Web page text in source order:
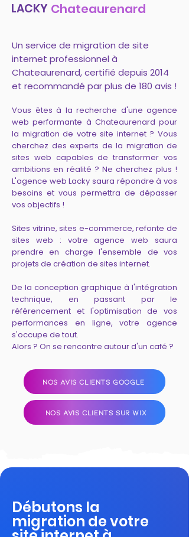
LACKY Chateaurenard
Un service de migration de site
internet professionnel à
Chateaurenard, certifié depuis 2014
et recommandé par plus de 180 avis !
Vous êtes à la recherche d'une agence
web performante à Chateaurenard pour
la migration de votre site internet ? Vous
cherchez des experts de la migration de
sites web capables de transformer vos
ambitions en réalité ? Ne cherchez plus !
L'agence web Lacky saura répondre à vos
besoins et vous permettra de dépasser
vos objectifs !
Sites vitrine, sites e-commerce, refonte de
sites web : votre agence web saura
prendre en charge l'ensemble de vos
projets de création de sites internet.
De la conception graphique à l'intégration
technique, en passant par le
référencement et l'optimisation de vos
performances en ligne, votre agence
s'occupe de tout.
Alors ? On se rencontre autour d'un café ?
NOS AVIS CLIENTS GOOGLE
NOS AVIS CLIENTS SUR WIX
Débutons la
migration de votre